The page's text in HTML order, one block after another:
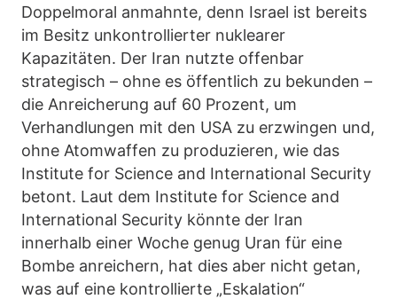
Doppelmoral anmahnte, denn Israel ist bereits
im Besitz unkontrollierter nuklearer
Kapazitäten. Der Iran nutzte offenbar
strategisch – ohne es öffentlich zu bekunden –
die Anreicherung auf 60 Prozent, um
Verhandlungen mit den USA zu erzwingen und,
ohne Atomwaffen zu produzieren, wie das
Institute for Science and International Security
betont. Laut dem Institute for Science and
International Security könnte der Iran
innerhalb einer Woche genug Uran für eine
Bombe anreichern, hat dies aber nicht getan,
was auf eine kontrollierte „Eskalation“